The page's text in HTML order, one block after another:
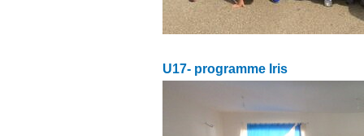
U17- programme Iris